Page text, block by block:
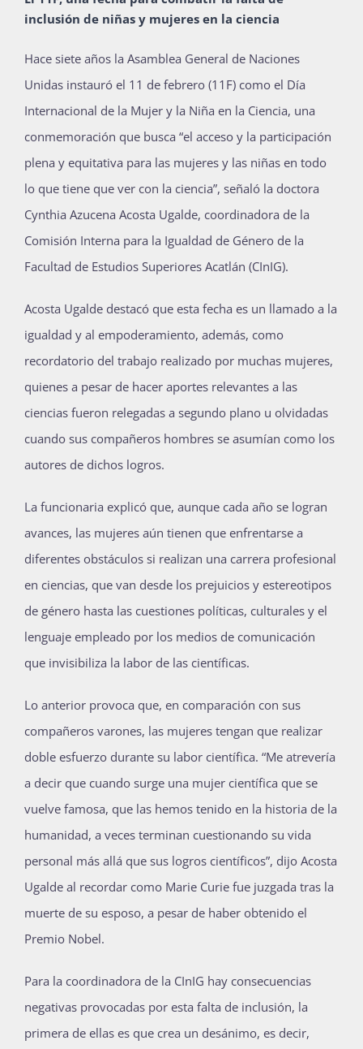
Blog
Recursos
Súmate
Publicaciones
Bienvenida generación 2027-1
inclusión de niñas y mujeres en la ciencia
Hace siete años la Asamblea General de Naciones
Unidas instauró el 11 de febrero (11F) como el Día
Internacional de la Mujer y la Niña en la Ciencia, una
conmemoración que busca “el acceso y la participación
plena y equitativa para las mujeres y las niñas en todo
lo que tiene que ver con la ciencia”, señaló la doctora
Cynthia Azucena Acosta Ugalde, coordinadora de la
Comisión Interna para la Igualdad de Género de la
Facultad de Estudios Superiores Acatlán (CInIG).
Acosta Ugalde destacó que esta fecha es un llamado a la
igualdad y al empoderamiento, además, como
recordatorio del trabajo realizado por muchas mujeres,
quienes a pesar de hacer aportes relevantes a las
ciencias fueron relegadas a segundo plano u olvidadas
cuando sus compañeros hombres se asumían como los
autores de dichos logros.
La funcionaria explicó que, aunque cada año se logran
avances, las mujeres aún tienen que enfrentarse a
diferentes obstáculos si realizan una carrera profesional
en ciencias, que van desde los prejuicios y estereotipos
de género hasta las cuestiones políticas, culturales y el
lenguaje empleado por los medios de comunicación
que invisibiliza la labor de las científicas.
Lo anterior provoca que, en comparación con sus
compañeros varones, las mujeres tengan que realizar
doble esfuerzo durante su labor científica. “Me atrevería
a decir que cuando surge una mujer científica que se
vuelve famosa, que las hemos tenido en la historia de la
humanidad, a veces terminan cuestionando su vida
personal más allá que sus logros científicos”, dijo Acosta
Ugalde al recordar como Marie Curie fue juzgada tras la
muerte de su esposo, a pesar de haber obtenido el
Premio Nobel.
Para la coordinadora de la CInIG hay consecuencias
negativas provocadas por esta falta de inclusión, la
primera de ellas es que crea un desánimo, es decir,